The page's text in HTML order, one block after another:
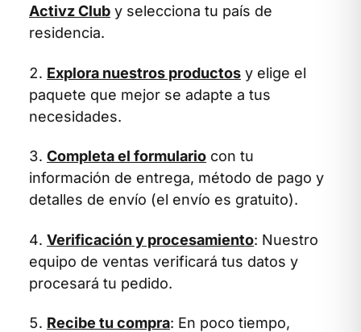
Activz Club y selecciona tu país de
residencia.
Explora nuestros productos y elige el
paquete que mejor se adapte a tus
necesidades.
Completa el formulario con tu
información de entrega, método de pago y
detalles de envío (el envío es gratuito).
Verificación y procesamiento: Nuestro
equipo de ventas verificará tus datos y
procesará tu pedido.
Recibe tu compra: En poco tiempo,